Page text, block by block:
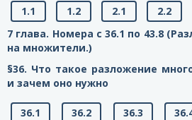
1.1 1.2 2.1
2.2
7 глава. Номера с 36.1 по 43.8
на множители.)
§36. Что такое разложение
и зачем оно нужно
36.1 36.2 36.3